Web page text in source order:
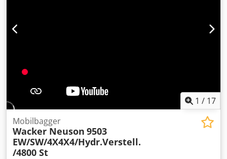
um weitere Informationen zu erhalten.
1 / 17
Mobilbagger
Wacker Neuson 9503
EW/SW/4X4X4/Hydr.Verstell.
/4800 St